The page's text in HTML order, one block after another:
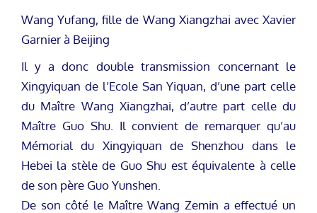
Wang Yufang, fille de Wang Xiangzhai avec Xavier
Garnier à Beijing
Il y a donc double transmission concernant le
Xingyiquan de l’Ecole San Yiquan, d’une part celle
du Maître Wang Xiangzhai, d’autre part celle du
Maître Guo Shu. Il convient de remarquer qu’au
Mémorial du Xingyiquan de Shenzhou dans le
Hebei la stèle de Guo Shu est équivalente à celle
de son père Guo Yunshen.
De son côté le Maître Wang Zemin a effectué un